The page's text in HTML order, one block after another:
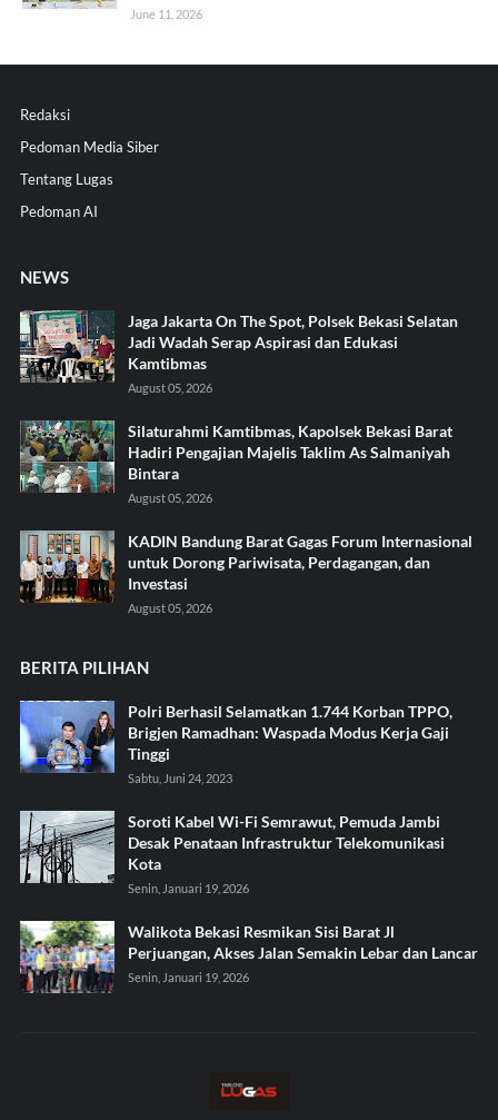
June 11, 2026
Redaksi
Pedoman Media Siber
Tentang Lugas
Pedoman AI
NEWS
Jaga Jakarta On The Spot, Polsek Bekasi Selatan
Jadi Wadah Serap Aspirasi dan Edukasi
Kamtibmas
August 05, 2026
Silaturahmi Kamtibmas, Kapolsek Bekasi Barat
Hadiri Pengajian Majelis Taklim As Salmaniyah
Bintara
August 05, 2026
KADIN Bandung Barat Gagas Forum Internasional
untuk Dorong Pariwisata, Perdagangan, dan
Investasi
August 05, 2026
BERITA PILIHAN
Polri Berhasil Selamatkan 1.744 Korban TPPO,
Brigjen Ramadhan: Waspada Modus Kerja Gaji
Tinggi
Sabtu, Juni 24, 2023
Soroti Kabel Wi-Fi Semrawut, Pemuda Jambi
Desak Penataan Infrastruktur Telekomunikasi
Kota
Senin, Januari 19, 2026
Walikota Bekasi Resmikan Sisi Barat Jl
Perjuangan, Akses Jalan Semakin Lebar dan Lancar
Senin, Januari 19, 2026